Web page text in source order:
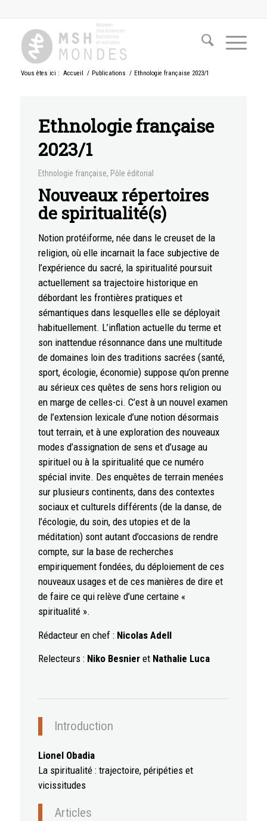
Vous êtes ici : Accueil / Publications / Ethnologie française 2023/1
Ethnologie française
2023/1
Ethnologie française, Pôle éditorial
Nouveaux répertoires
de spiritualité(s)
Notion protéiforme, née dans le creuset de la
religion, où elle incarnait la face subjective de
l’expérience du sacré, la spiritualité poursuit
actuellement sa trajectoire historique en
débordant les frontières pratiques et
sémantiques dans lesquelles elle se déployait
habituellement. L’inflation actuelle du terme et
son inattendue résonnance dans une multitude
de domaines loin des traditions sacrées (santé,
sport, écologie, économie) suppose qu’on prenne
au sérieux ces quêtes de sens hors religion ou
en marge de celles-ci. C’est à un nouvel examen
de l’extension lexicale d’une notion désormais
tout terrain, et à une exploration des nouveaux
modes d’assignation de sens et d’usage au
spirituel ou à la spiritualité que ce numéro
spécial invite. Des enquêtes de terrain menées
sur plusieurs continents, dans des contextes
sociaux et culturels différents (de la danse, de
l’écologie, du soin, des utopies et de la
méditation) sont autant d’occasions de rendre
compte, sur la base de recherches
empiriquement fondées, du déploiement de ces
nouveaux usages et de ces manières de dire et
de faire ce qui relève d’une certaine «
spiritualité ».
Rédacteur en chef : Nicolas Adell
Relecteurs : Niko Besnieret Nathalie Luca
Introduction
Lionel Obadia
La spiritualité : trajectoire, péripéties et
vicissitudes
Articles